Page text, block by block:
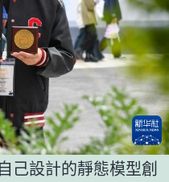
己設計的靜態模型創